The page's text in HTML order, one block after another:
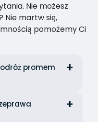
Nie możesz
Nie martw się,
pomożemy Ci
promem